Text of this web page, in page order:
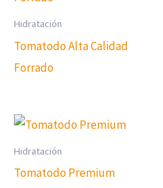
Hidratación
Tomatodo Alta Calidad
Forrado
Hidratación
Tomatodo Premium